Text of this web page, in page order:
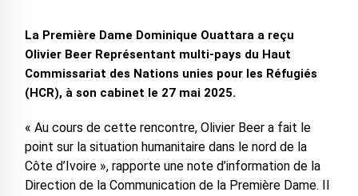
La Première Dame Dominique Ouattara a reçu
Olivier Beer Représentant multi-pays du Haut
Commissariat des Nations unies pour les Réfugiés
(HCR), à son cabinet le 27 mai 2025.
« Au cours de cette rencontre, Olivier Beer a fait le
point sur la situation humanitaire dans le nord de la
Côte d’Ivoire », rapporte une note d’information de la
Direction de la Communication de la Première Dame. Il